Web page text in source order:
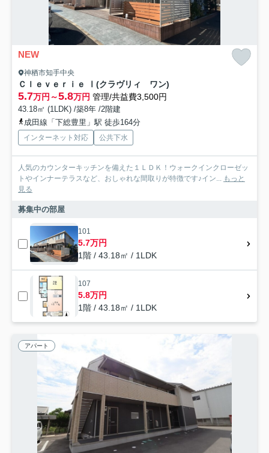
NEW
神栖市知手中央
Ｃｌｅｖｅｒｉｅ Ⅰ(クラヴリィ ワン)
5.7万円～5.8万円 管理/共益費3,500円
43.18㎡ (1LDK) /築8年 /2階建
成田線「下総豊里」駅 徒歩164分
インターネット対応 公共下水
人気のカウンターキッチンを備えた１ＬＤＫ！ウォークインクローゼッ
トやインナーテラスなど、おしゃれな間取りが特徴です♪イン... もっと
見る
募集中の部屋
101
5.7万円
1階 / 43.18㎡ / 1LDK
107
5.8万円
1階 / 43.18㎡ / 1LDK
アパート